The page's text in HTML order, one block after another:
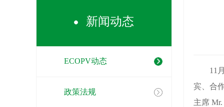
新闻动态
ECOPV动态
政策法规
11月
宾、合
主席